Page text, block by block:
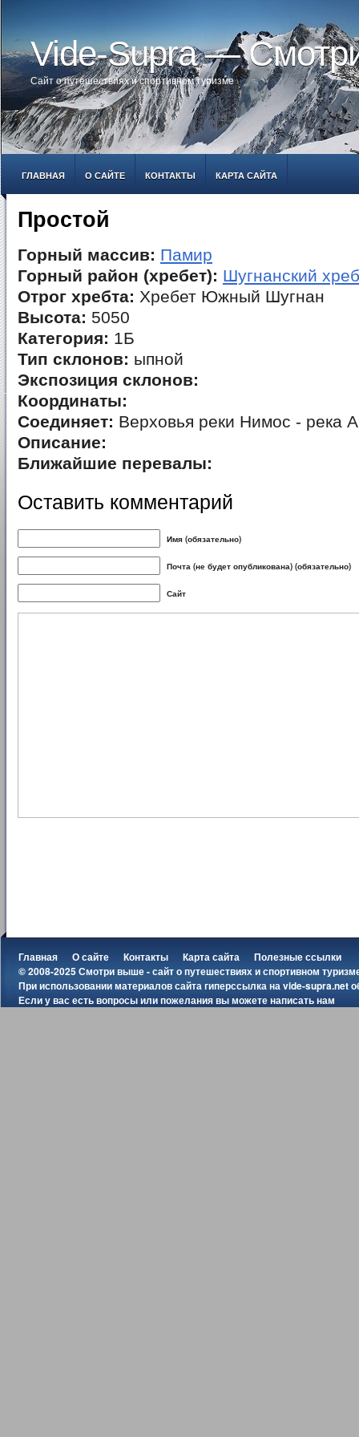
Vide-Supra —
Сайт о путешествиях и спортивном туризме
ГЛАВНАЯ О САЙТЕ КОНТАКТЫ КАРТА САЙТА
Простой
Горный массив: Памир
Горный район (хребет): Шугнанский
Отрог хребта: Хребет Южный Шугнан
Высота: 5050
Категория: 1Б
Тип склонов: ыпной
Экспозиция склонов:
Координаты:
Соединяет: Верховья реки Нимос - река
Описание:
Ближайшие перевалы:
Оставить комментарий
Имя (обязательно)
Почта (не будет опубликована) (обязательно)
Сайт
Главная О сайте Контакты Карта сайта
Полезные ссылки
© 2008-2025 Смотри выше - сайт о путешествиях и спортивном
При использовании материалов сайта гиперссылка наvide-supra.net
Если у вас есть вопросы или пожелания вы можетенаписать нам